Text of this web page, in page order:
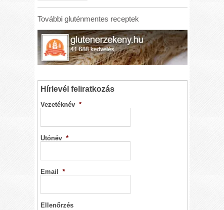
További gluténmentes receptek
Hírlevél feliratkozás
Vezetéknév *
Utónév *
Email *
Ellenőrzés